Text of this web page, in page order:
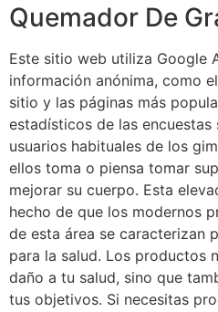
Quemador De
Este sitio web utiliza Google
información anónima, como
sitio y las páginas más
estadísticos de las
usuarios habituales de los
ellos toma o piensa tomar
mejorar su cuerpo. Esta
hecho de que los modernos
de esta área se caracterizan
para la salud. Los productos
daño a tu salud, sino que
tus objetivos. Si necesitas